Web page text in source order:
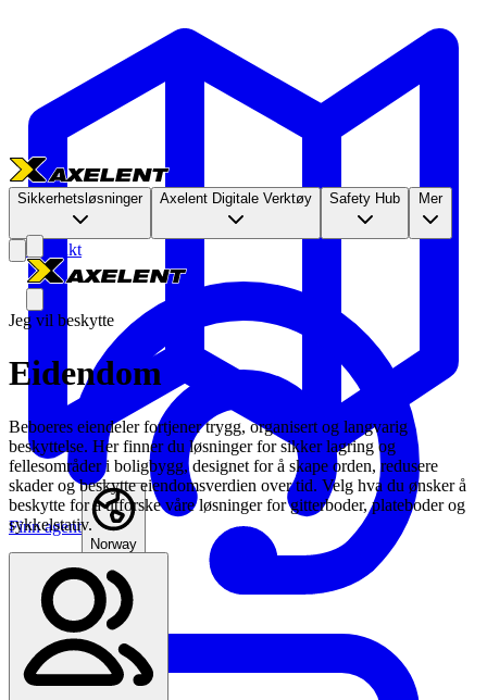
Finn agent
Norway
Sikkerhetsløsninger Axelent Digitale Verktøy Safety Hub Mer
Kontakt
Jeg vil beskytte
Eidendom
Beboeres eiendeler fortjener trygg, organisert og langvarig
beskyttelse. Her finner du løsninger for sikker lagring og
fellesområder i boligbygg, designet for å skape orden, redusere
skader og beskytte eiendomsverdien over tid. Velg hva du ønsker å
beskytte for å utforske våre løsninger for gitterboder, plateboder og
sykkelstativ.